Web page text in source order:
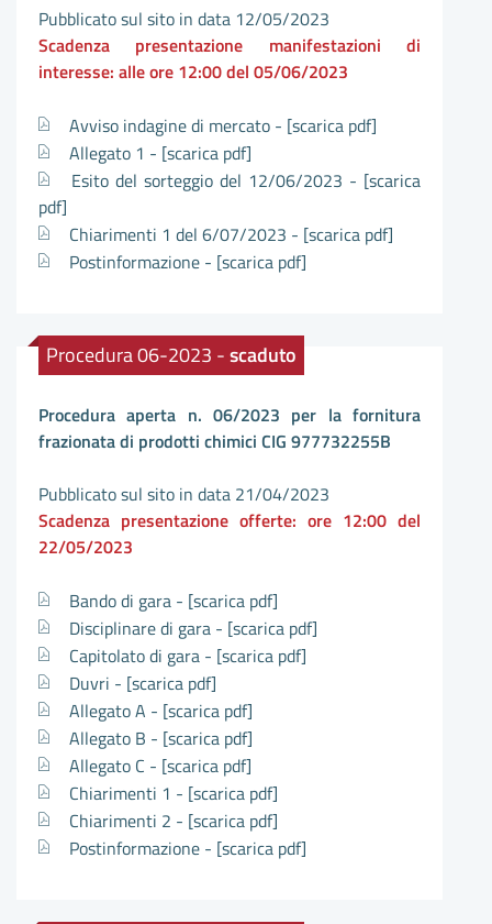
Pubblicato sul sito in data 12/05/2023
Scadenza presentazione manifestazioni di
interesse: alle ore 12:00 del 05/06/2023
Avviso indagine di mercato - [scarica pdf]
Allegato 1 - [scarica pdf]
Esito del sorteggio del 12/06/2023 - [scarica
pdf]
Chiarimenti 1 del 6/07/2023 - [scarica pdf]
Postinformazione - [scarica pdf]
Procedura 06-2023 -scaduto
Procedura aperta n. 06/2023 per la fornitura
frazionata di prodotti chimici CIG 977732255B
Pubblicato sul sito in data 21/04/2023
Scadenza presentazione offerte: ore 12:00 del
22/05/2023
Bando di gara - [scarica pdf]
Disciplinare di gara - [scarica pdf]
Capitolato di gara - [scarica pdf]
Duvri - [scarica pdf]
Allegato A - [scarica pdf]
Allegato B - [scarica pdf]
Allegato C - [scarica pdf]
Chiarimenti 1 - [scarica pdf]
Chiarimenti 2 - [scarica pdf]
Postinformazione - [scarica pdf]